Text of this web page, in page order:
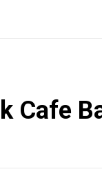
Cafe